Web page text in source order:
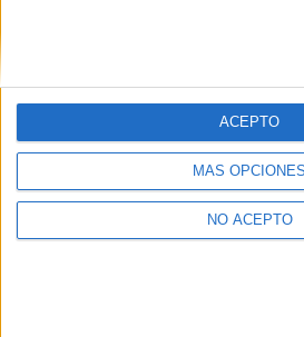
MÁS OPCIONES
NO ACEPTO
ACEPTO
Y como regalo de agradecimiento, por
gratis una copia de nuestro ebook
primer año de universidad